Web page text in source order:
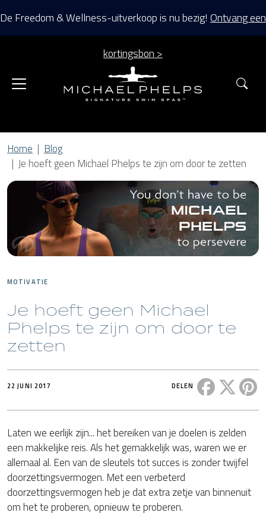
De Freedom & Wellness-uitverkoop is nu bezig! Ontvang een
kortingsbon >
Home
Blog
Je hoeft geen Michael Phelps te zijn om door te zetten
MOTIVATIE
Je hoeft geen Michael
Phelps te zijn om door te
zetten
22 JUNI 2017 DELEN Deel ditDeel
Laten we eerlijk zijn... het bereiken van je doelen is zelden
een makkelijke reis. Als het gemakkelijk was, waren we er
allemaal al. Een van de sleutels tot succes is zonder twijfel
doorzettingsvermogen. Met een verbeterd
doorzettingsvermogen heb je dat extra zetje van binnenuit
om het te proberen, opnieuw te proberen.